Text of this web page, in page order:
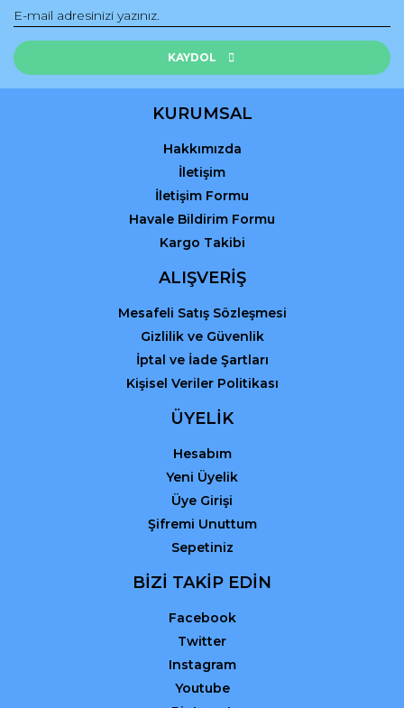
KAYDOL
KURUMSAL
Hakkımızda
İletişim
İletişim Formu
Havale Bildirim Formu
Kargo Takibi
ALIŞVERİŞ
Mesafeli Satış Sözleşmesi
Gizlilik ve Güvenlik
İptal ve İade Şartları
Kişisel Veriler Politikası
ÜYELİK
Hesabım
Yeni Üyelik
Üye Girişi
Şifremi Unuttum
Sepetiniz
BİZİ TAKİP EDİN
Facebook
Twitter
Instagram
Youtube